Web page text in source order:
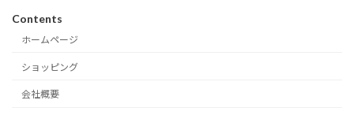
Contents
ホームページ
ショッピング
会社概要